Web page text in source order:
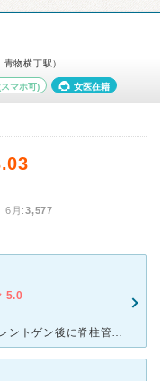
物横丁駅）
スマホ可) 女医在籍
月:3,577
5.0
1年前、腰に激痛があり、小さな町医者でレントゲン後に脊柱管狭窄症と診断され、ブロック注射をしました。その後我慢しながら生活していましたが、最近また激痛が発生し、友人の紹介でこちらの病院へ行きました。